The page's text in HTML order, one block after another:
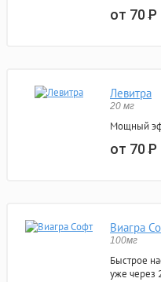
от 70Р
Левитра
20 мг
Мощный
от 70Р
Виагра
100мг
Быстрое
уже через